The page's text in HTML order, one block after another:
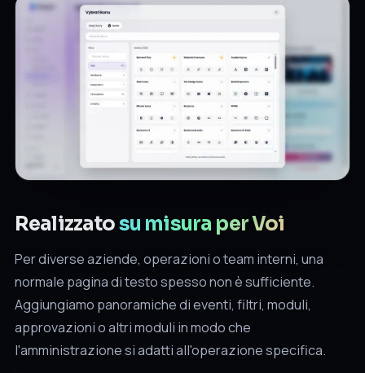
Realizzatosu misura per Voi
Per diverse aziende, operazioni o team interni, una
normale pagina di testo spesso non è sufficiente.
Aggiungiamo panoramiche di eventi, filtri, moduli,
approvazioni o altri moduli in modo che
l'amministrazione si adatti all'operazione specifica.